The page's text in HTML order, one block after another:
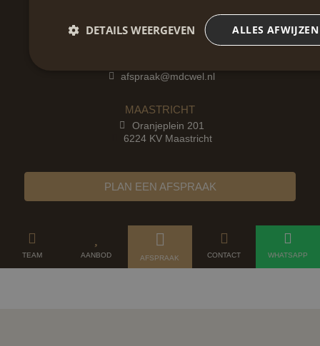
afspraak@mdcwel.nl
MAASTRICHT
Oranjeplein 201
6224 KV Maastricht
PLAN EEN AFSPRAAK
TEAM AANBOD AFSPRAAK CONTACT WHATSAPP
ALLES AFWIJZEN
DETAILS WEERGEVEN